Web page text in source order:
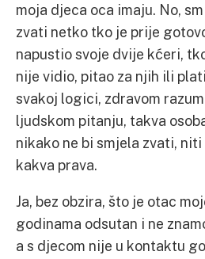
moja djeca oca imaju. No,
zvati netko tko je prije
napustio svoje dvije kćeri,
nije vidio, pitao za njih ili
svakoj logici, zdravom
ljudskom pitanju, takva
nikako ne bi smjela zvati,
kakva prava.
Ja, bez obzira, što je otac
godinama odsutan i ne
a s djecom nije u kontaktu